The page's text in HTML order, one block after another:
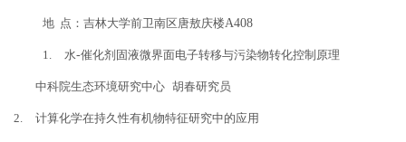
地 点：吉林大学前卫南区唐敖庆楼A408
1. 水-催化剂固液微界面电子转移与污染物转化控制原理
中科院生态环境研究中心 胡春研究员
2. 计算化学在持久性有机物特征研究中的应用